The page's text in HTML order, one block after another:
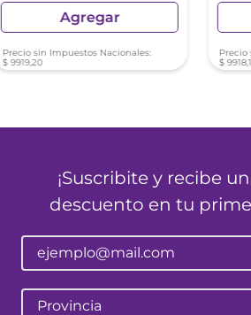
Agregar
Precio sin Impuestos Nacionales:
$ 9919,20
Precio
$ 9918,
¡Suscribite y recibe
descuento en tu
Provincia